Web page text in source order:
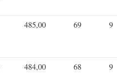
485,00 69 9
484,00 68 9